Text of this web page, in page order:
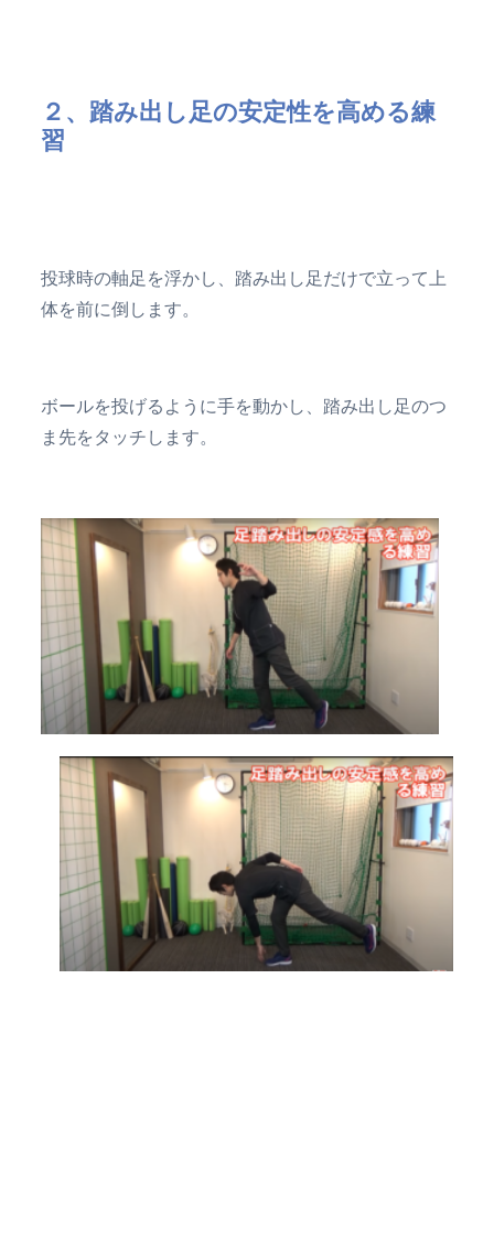
２、踏み出し足の安定性を高める練
習
投球時の軸足を浮かし、踏み出し足だけで立って上
体を前に倒します。
ボールを投げるように手を動かし、踏み出し足のつ
ま先をタッチします。